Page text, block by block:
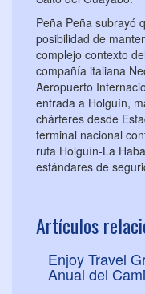
Peña Peña subrayó
posibilidad de
complejo contexto
compañía italiana
Aeropuerto
entrada a Holguín,
chárteres desde
terminal nacional
ruta Holguín-La
estándares de
Artículos
Enjoy Travel
Anual del